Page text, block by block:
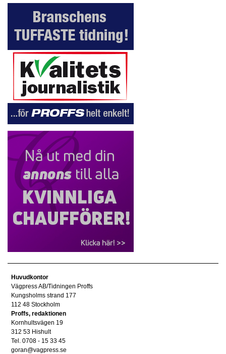
Huvudkontor
Vägpress AB/Tidningen Proffs
Kungsholms strand 177
112 48 Stockholm
Proffs, redaktionen
Kornhultsvägen 19
312 53 Hishult
Tel. 0708 - 15 33 45
goran@vagpress.se